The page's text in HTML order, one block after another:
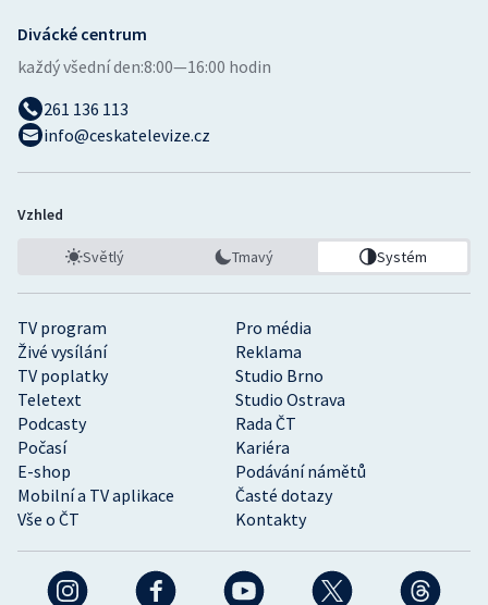
TV program
Pro média
Živé vysílání
Reklama
TV poplatky
Studio Brno
Teletext
Studio Ostrava
Podcasty
Rada ČT
Počasí
Kariéra
E-shop
Podávání námětů
Mobilní a TV aplikace
Časté dotazy
Vše o ČT
Kontakty
Divácké centrum
každý všední den:8:00—16:00 hodin
261 136 113
info@ceskatelevize.cz
Vzhled
Světlý Tmavý Systém